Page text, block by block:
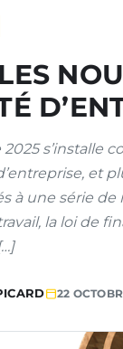
s’installe
et
à une série
la loi de
22